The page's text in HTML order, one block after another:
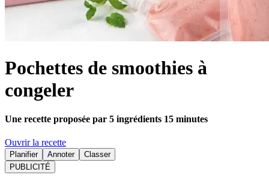
Pochettes de smoothies à
congeler
Une recette proposée par 5 ingrédients 15 minutes
Ouvrir la recette
Planifier Annoter
Classer
PUBLICITÉ